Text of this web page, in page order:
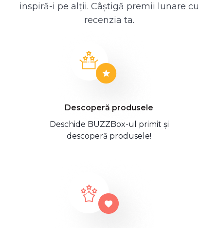
inspiră-i pe alții. Câștigă premii lunare cu
recenzia ta.
Descoperă produsele
Deschide BUZZBox-ul primit și
descoperă produsele!